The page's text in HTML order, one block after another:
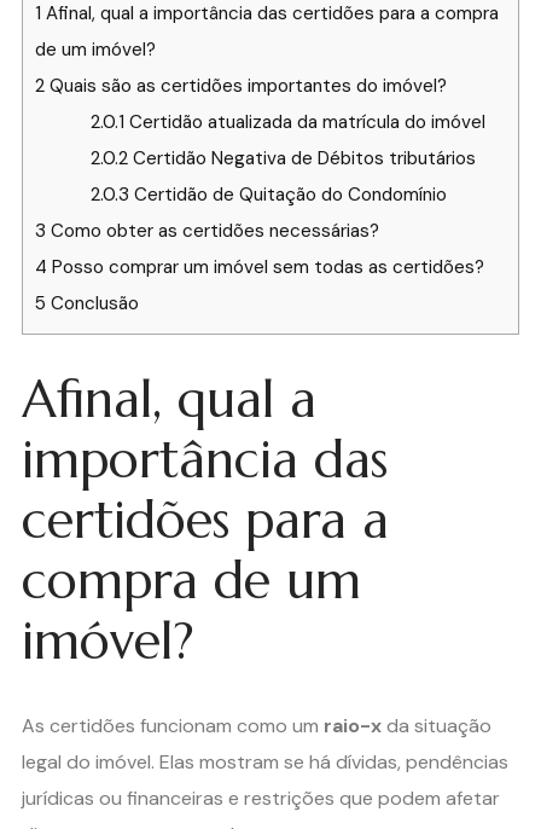
1 Afinal, qual a importância das certidões para a compra
de um imóvel?
2 Quais são as certidões importantes do imóvel?
2.0.1 Certidão atualizada da matrícula do imóvel
2.0.2Certidão Negativa de Débitos tributários
2.0.3 Certidão de Quitação do Condomínio
3 Como obter as certidões necessárias?
4 Posso comprar um imóvel sem todas as certidões?
5 Conclusão
Afinal, qual a
importância das
certidões para a
compra de um
imóvel?
As certidões funcionam como um raio-xda situação
legal do imóvel. Elas mostram se há dívidas, pendências
jurídicas ou financeiras e restrições que podem afetar